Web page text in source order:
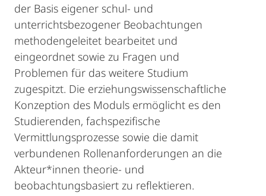
der Basis eigener schul- und
unterrichtsbezogener Beobachtungen
methodengeleitet bearbeitet und
eingeordnet sowie zu Fragen und
Problemen für das weitere Studium
zugespitzt. Die erziehungswissenschaftliche
Konzeption des Moduls ermöglicht es den
Studierenden, fachspezifische
Vermittlungsprozesse sowie die damit
verbundenen Rollenanforderungen an die
Akteur*innen theorie- und
beobachtungsbasiert zu reflektieren.